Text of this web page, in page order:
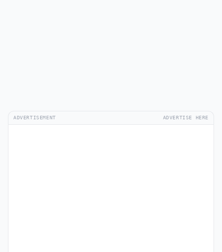
ADVERTISEMENT ADVERTISE HERE